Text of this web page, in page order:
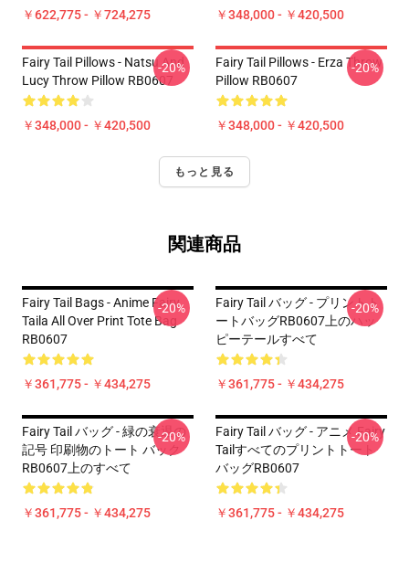
￥622,775 - ￥724,275 ￥348,000 - ￥420,500
Fairy Tail Pillows - Natsu And
Lucy Throw Pillow RB0607
￥348,000 - ￥420,500
-20%
Fairy Tail Pillows - Erza Throw
Pillow RB0607
￥348,000 - ￥420,500
-20%
もっと見る
関連商品
Fairy Tail Bags - Anime Fairy
Taila All Over Print Tote Bag
RB0607
￥361,775 - ￥434,275
-20%
Fairy Tail バッグ - プリントト
ートバッグRB0607上のハッ
ピーテールすべて
￥361,775 - ￥434,275
-20%
Fairy Tail バッグ - 緑の衰退の
記号 印刷物のトート バック
RB0607上のすべて
￥361,775 - ￥434,275
-20%
Fairy Tail バッグ - アニメ Fairy
Tailすべてのプリントトート
バッグRB0607
￥361,775 - ￥434,275
-20%